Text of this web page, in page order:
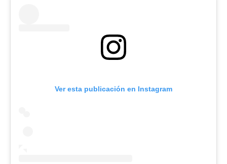
Ver esta publicación en Instagram